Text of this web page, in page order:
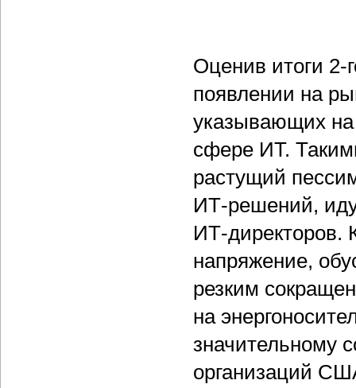
Оценив итоги 2-
появлении на
указывающих
сфере ИТ.
растущий
ИТ-решений,
ИТ-директоров.
напряжение,
резким
на
значительному
организаций